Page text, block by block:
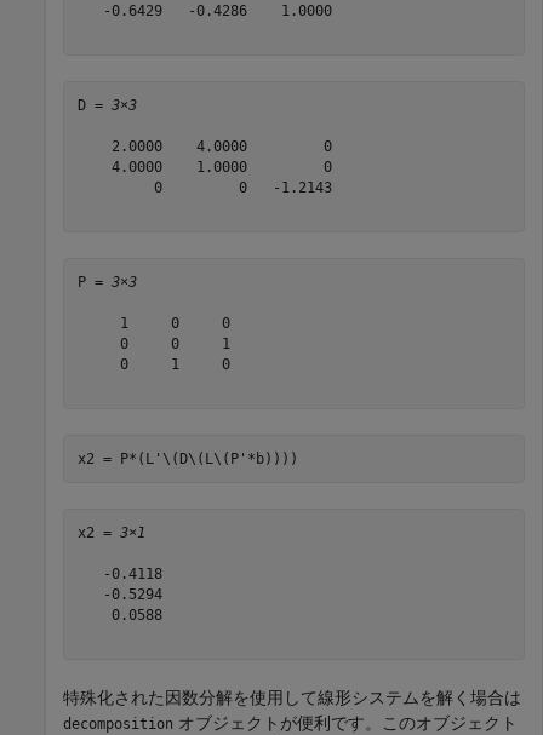
   -0.6429   -0.4286    1.0000
D = 3×3
    2.0000    4.0000         0
    4.0000    1.0000         0
         0         0   -1.2143
P = 3×3
     1     0     0
     0     0     1
     0     1     0
x2 = P*(L'\(D\(L\(P'*b))))
x2 = 3×1
   -0.4118
   -0.5294
    0.0588
特殊化された因数分解を使用して線形システムを解く場合は
decomposition オブジェクトが便利です。このオブジェクト